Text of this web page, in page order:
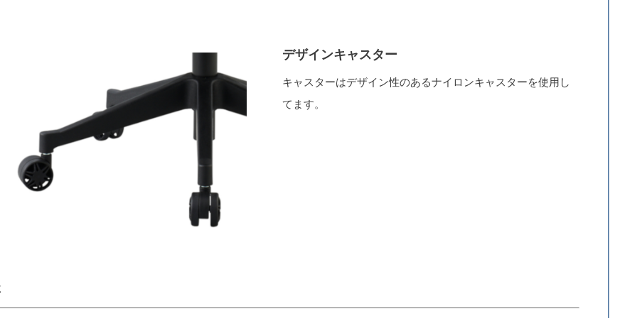
デザインキャスター
キャスターはデザイン性のあるナイロンキャスターを使用し
てます。